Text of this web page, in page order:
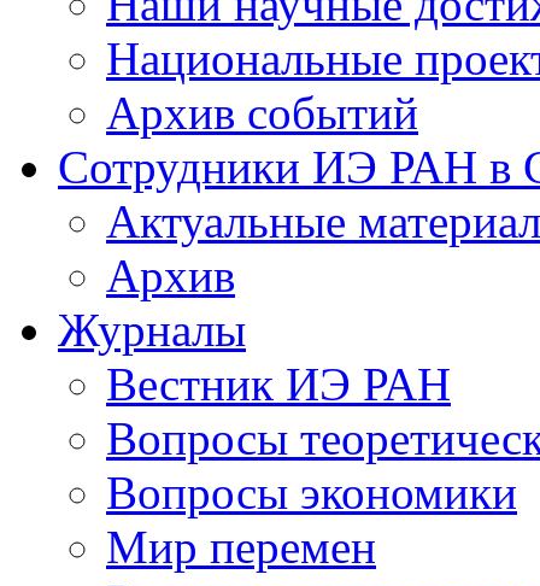
Национальные
Архив событий
Сотрудники ИЭ РАН
Актуальные
Архив
Журналы
Вестник ИЭ РАН
Вопросы
Вопросы экономики
Мир перемен